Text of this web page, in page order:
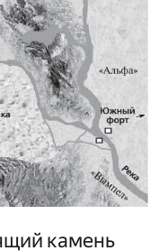
камень